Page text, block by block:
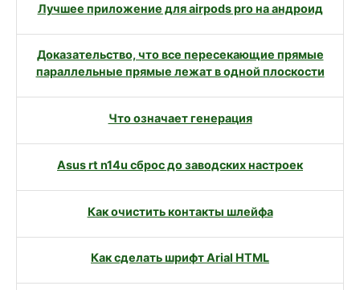
Лучшее приложение для airpods pro на андроид
Доказательство, что все пересекающие прямые
параллельные прямые лежат в одной плоскости
Что означает генерация
Asus rt n14u сброс до заводских настроек
Как очистить контакты шлейфа
Как сделать шрифт Arial HTML